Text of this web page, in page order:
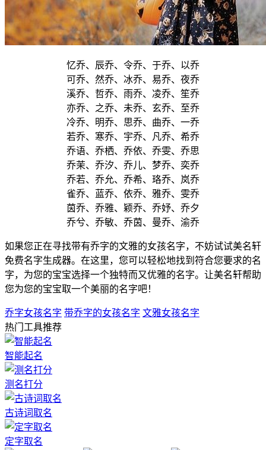
忆乔、辰乔、令乔、于乔、以乔
可乔、然乔、冰乔、易乔、夜乔
溪乔、哲乔、雨乔、凌乔、笙乔
亦乔、之乔、未乔、玄乔、至乔
冷乔、明乔、思乔、曲乔、一乔
若乔、寒乔、宇乔、凡乔、希乔
乔语、乔栖、乔依、乔雯、乔思
乔茉、乔汐、乔儿、梦乔、奕乔
乔若、乔允、乔希、珞乔、岚乔
雀乔、蓝乔、依乔、雅乔、雯乔
茵乔、乔雅、颖乔、乔妤、乔夕
乔兮、乔敏、乔茵、曼乔、渝乔
如果您正在寻找带有乔字的文雅的女孩名字，不妨试试美名轩
免费名字生成器。在这里，您可以轻松地找到符合您要求的名
字，为您的宝宝选择一个独特而又优雅的名字。让美名轩帮助
您为您的宝宝取一个美丽的名字吧！
乔字女孩名字 带乔字的女孩名字 文雅女孩名字
热门工具推荐
智能起名
测名打分
古诗词取名
定字取名